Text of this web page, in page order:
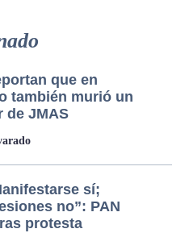
que en
también murió un
de JMAS
sí;
no”: PAN
protesta